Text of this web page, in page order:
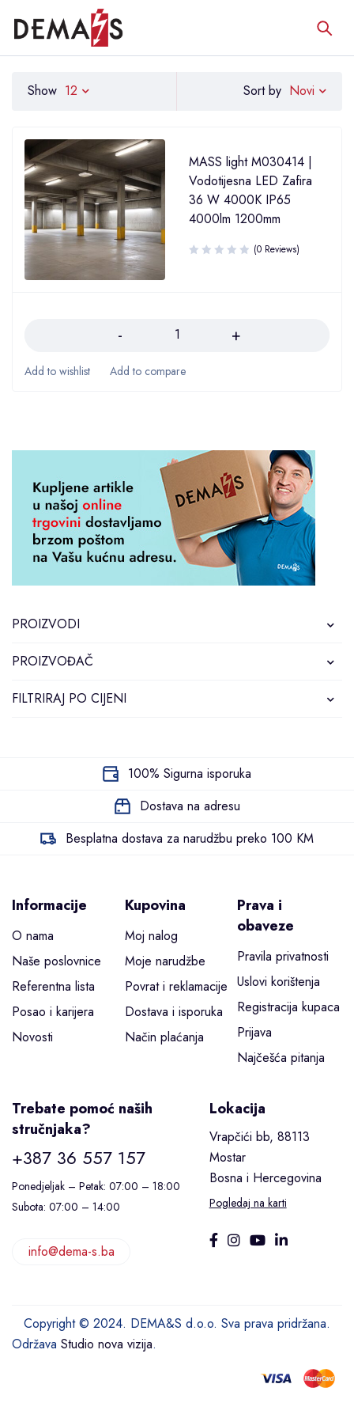
PROIZVODI
PROIZVOĐAČ
FILTRIRAJ PO CIJENI
Sort by Novi
Show 12
MASS light M030414 |
Vodotijesna LED Zafira
36 W 4000K IP65
4000lm 1200mm
(0 Reviews)
100% Sigurna isporuka
Dostava na adresu
Besplatna dostava za narudžbu preko 100 KM
Informacije
O nama
Naše poslovnice
Referentna lista
Posao i karijera
Novosti
Kupovina
Moj nalog
Moje narudžbe
Povrat i reklamacije
Dostava i isporuka
Način plaćanja
Prava i
obaveze
Pravila privatnosti
Uslovi korištenja
Registracija kupaca
Prijava
Najčešća pitanja
Trebate pomoć naših
stručnjaka?
+387 36 557 157
Ponedjeljak – Petak: 07:00 – 18:00
Subota: 07:00 – 14:00
info@dema-s.ba
Lokacija
Vrapčići bb, 88113
Mostar
Bosna i Hercegovina
Pogledaj na karti
Copyright © 2024. DEMA&S d.o.o. Sva prava pridržana.
Održava Studio nova vizija.